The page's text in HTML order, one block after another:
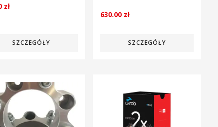
zł
SZCZEGÓŁY
630.00 zł
SZCZEGÓŁY